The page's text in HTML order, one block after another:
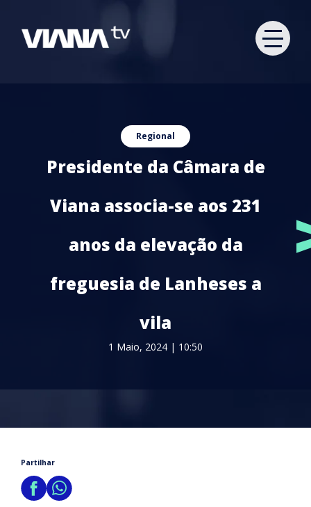
Regional
Presidente da Câmara de
Viana associa-se aos 231
anos da elevação da
freguesia de Lanheses a
vila
1 Maio, 2024 | 10:50
Partilhar